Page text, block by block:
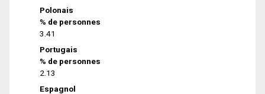
Polonais
% de personnes
3.41
Portugais
% de personnes
2.13
Espagnol